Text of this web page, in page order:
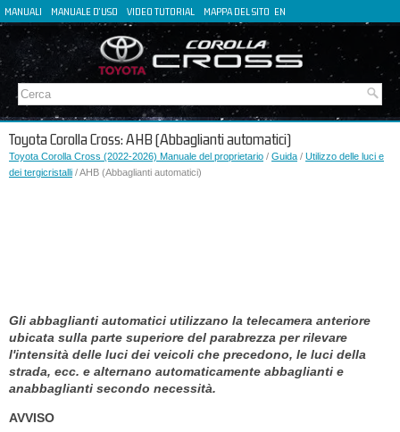
MANUALI MANUALE D'USO VIDEO TUTORIAL MAPPA DEL SITO EN
FR
DE
Toyota Corolla Cross: AHB (Abbaglianti automatici)
Toyota Corolla Cross (2022-2026) Manuale del proprietario / Guida / Utilizzo delle luci e
dei tergicristalli / AHB (Abbaglianti automatici)
Gli abbaglianti automatici utilizzano la telecamera anteriore
ubicata sulla parte superiore del parabrezza per rilevare
l'intensità delle luci dei veicoli che precedono, le luci della
strada, ecc. e alternano automaticamente abbaglianti e
anabbaglianti secondo necessità.
AVVISO